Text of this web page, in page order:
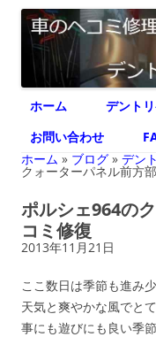
デントリペ
車のヘコミ修理専門 神奈
ホーム デント
お問い合わせ
ホーム » ブログ » デン
クォーターパネル前方
ポルシェ964の
コミ修復
2013年11月21日
ここ数日は季節も進み
天気と爽やかな風でと
事にも遊びにも良い季